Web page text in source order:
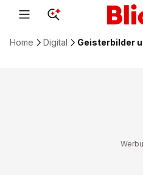
Home Digital Geisterbilder